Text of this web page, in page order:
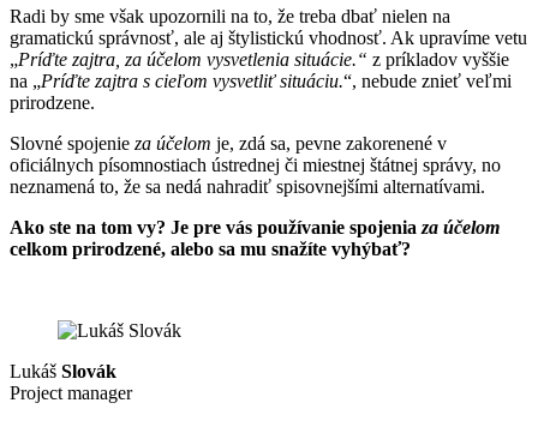
Radi by sme však upozornili na to, že treba dbať nielen na
gramatickú správnosť, ale aj štylistickú vhodnosť. Ak upravíme vetu
„Príďte zajtra, za účelom vysvetlenia situácie.“ z príkladov vyššie
na „Príďte zajtra s cieľom vysvetliť situáciu.“, nebude znieť veľmi
prirodzene.
Slovné spojenie za účelom je, zdá sa, pevne zakorenené v
oficiálnych písomnostiach ústrednej či miestnej štátnej správy, no
neznamená to, že sa nedá nahradiť spisovnejšími alternatívami.
Ako ste na tom vy? Je pre vás používanie spojenia za účelom
celkom prirodzené, alebo sa mu snažíte vyhýbať?
Lukáš Slovák
Project manager